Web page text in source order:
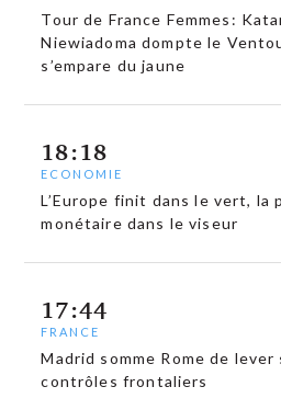
Tour de France Femmes:
Niewiadoma dompte le
s’empare du jaune
18:18
ECONOMIE
L’Europe finit dans le vert, la
monétaire dans le viseur
17:44
FRANCE
Madrid somme Rome de lever
contrôles frontaliers